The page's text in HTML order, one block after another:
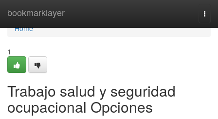
bookmarklayer
Home
Home
1
Trabajo salud y seguridad
ocupacional Opciones